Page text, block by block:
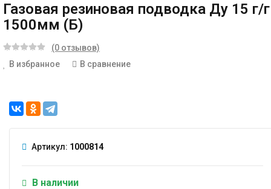
Газовая резиновая подводка Ду 15 г/г
1500мм (Б)
(0 отзывов)
В избранное
В сравнение
Артикул: 1000814
В наличии